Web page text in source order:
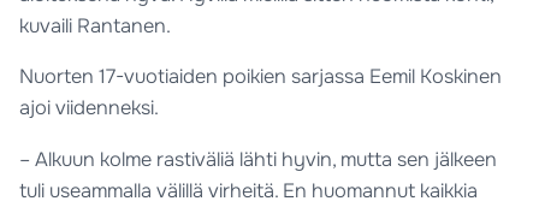
kuvaili Rantanen.
Nuorten 17-vuotiaiden poikien sarjassa Eemil Koskinen
ajoi viidenneksi.
– Alkuun kolme rastiväliä lähti hyvin, mutta sen jälkeen
tuli useammalla välillä virheitä. En huomannut kaikkia